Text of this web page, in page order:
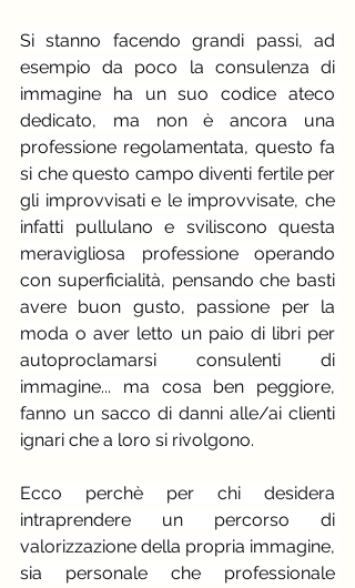
Si stanno facendo grandi passi, ad
esempio da poco la consulenza di
immagine ha un suo codice ateco
dedicato, ma non è ancora una
professione regolamentata, questo fa
si che questo campo diventi fertile per
gli improvvisati e le improvvisate, che
infatti pullulano e sviliscono questa
meravigliosa professione operando
con superficialità, pensando che basti
avere buon gusto, passione per la
moda o aver letto un paio di libri per
autoproclamarsi consulenti di
immagine... ma cosa ben peggiore,
fanno un sacco di danni alle/ai clienti
ignari che a loro si rivolgono.
Ecco perchè per chi desidera
intraprendere un percorso di
valorizzazione della propria immagine,
sia personale che professionale